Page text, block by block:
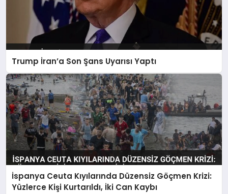
Trump İran’a Son Şans Uyarısı Yaptı
İspanya Ceuta Kıyılarında Düzensiz Göçmen Krizi:
Yüzlerce Kişi Kurtarıldı, İki Can Kaybı